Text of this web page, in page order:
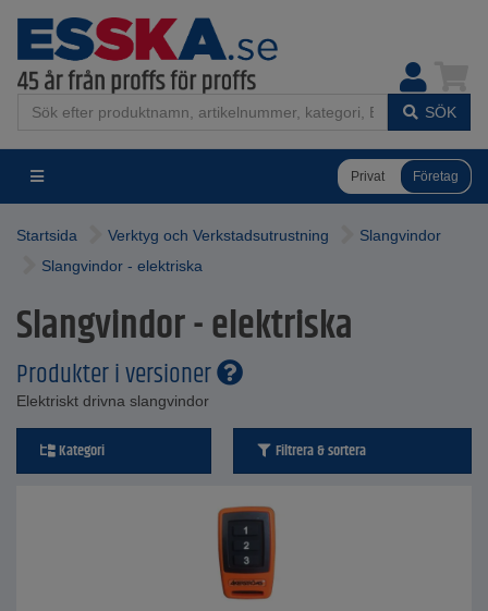
SÖK
Privat Företag
Startsida Verktyg och Verkstadsutrustning
Slangvindor
Slangvindor - elektriska
Slangvindor - elektriska
Produkter i versioner
Elektriskt drivna slangvindor
Kategori Filtrera & sortera